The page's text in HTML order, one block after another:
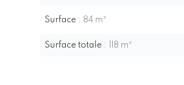
Surface 84 m²
Surface totale 118 m²